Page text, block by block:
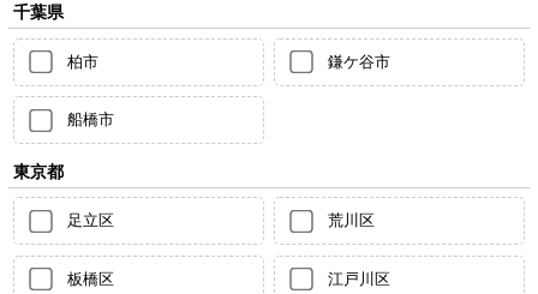
千葉県
柏市 鎌ケ谷市
船橋市
東京都
足立区 荒川区
板橋区 江戸川区